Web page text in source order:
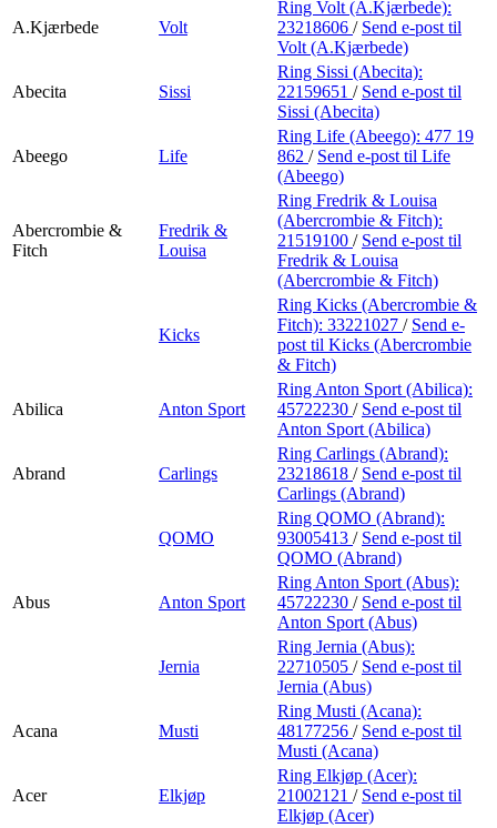
A.Kjærbede Volt
Ring Volt (A.Kjærbede):
23218606 / Send e-post til
Volt (A.Kjærbede)
Abecita Sissi
Ring Sissi (Abecita):
22159651 / Send e-post til
Sissi (Abecita)
Abeego Life
Ring Life (Abeego): 477 19
862 / Send e-post til Life
(Abeego)
Abercrombie &
Fitch
Fredrik &
Louisa
Ring Fredrik & Louisa
(Abercrombie & Fitch):
21519100 / Send e-post til
Fredrik & Louisa
(Abercrombie & Fitch)
Kicks
Ring Kicks (Abercrombie &
Fitch): 33221027 / Send e-
post til Kicks (Abercrombie
& Fitch)
Abilica Anton Sport
Ring Anton Sport (Abilica):
45722230 / Send e-post til
Anton Sport (Abilica)
Abrand Carlings
Ring Carlings (Abrand):
23218618 / Send e-post til
Carlings (Abrand)
QOMO
Ring QOMO (Abrand):
93005413 / Send e-post til
QOMO (Abrand)
Abus Anton Sport
Ring Anton Sport (Abus):
45722230 / Send e-post til
Anton Sport (Abus)
Jernia
Ring Jernia (Abus):
22710505 / Send e-post til
Jernia (Abus)
Acana Musti
Ring Musti (Acana):
48177256 / Send e-post til
Musti (Acana)
Acer Elkjøp
Ring Elkjøp (Acer):
21002121 / Send e-post til
Elkjøp (Acer)